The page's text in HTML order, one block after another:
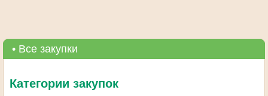
• Все закупки
Категории закупок